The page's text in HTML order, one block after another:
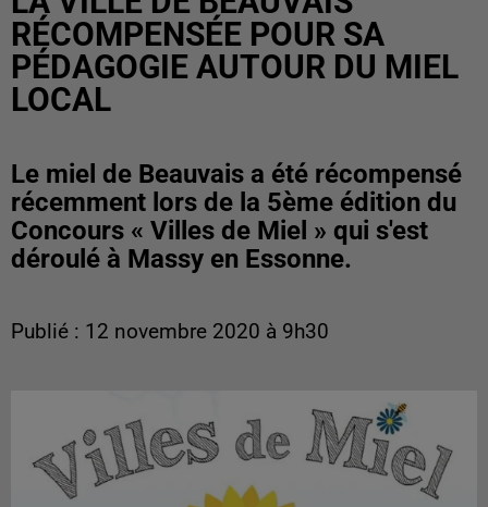
RÉCOMPENSÉE POUR SA
PÉDAGOGIE AUTOUR DU MIEL
LOCAL
Le miel de Beauvais a été récompensé
récemment lors de la 5ème édition du
Concours « Villes de Miel » qui s'est
déroulé à Massy en Essonne.
Publié : 12 novembre 2020 à 9h30